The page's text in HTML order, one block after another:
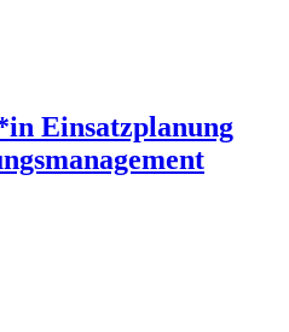
Einsatzplanung